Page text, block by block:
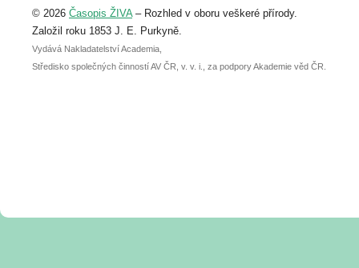
abstraktu přihlášené přednášky nebo
posteru je už 30. června.
© 2026 Časopis ŽIVA– Rozhled v oboru veškeré přírody.
Založil roku 1853 J. E. Purkyně.
Vydává Nakladatelství Academia,
Středisko společných činností AV ČR, v. v. i., za podpory Akademie věd ČR.